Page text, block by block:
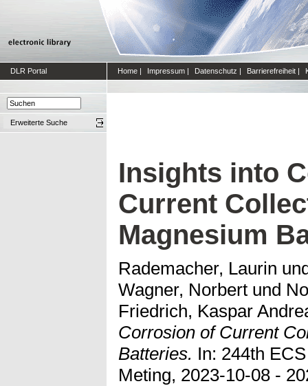
DLR Portal Home | Impressum | Datenschutz | Barrierefreiheit |
Erweiterte Suche
Insights into
Current
Magnesium
Rademacher, Laurin
Wagner, Norbert und
Friedrich, Kaspar
Corrosion of Current
Batteries. In: 244th
Meting, 2023-10-08 -